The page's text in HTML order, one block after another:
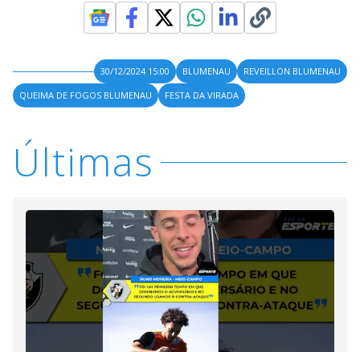
30/12/2024 15:00 BLUMENAU
REVEILLON BLUMENAU
QUEIMA DE FOGOS BLUMENAU
FESTA DA VIRADA
Últimas